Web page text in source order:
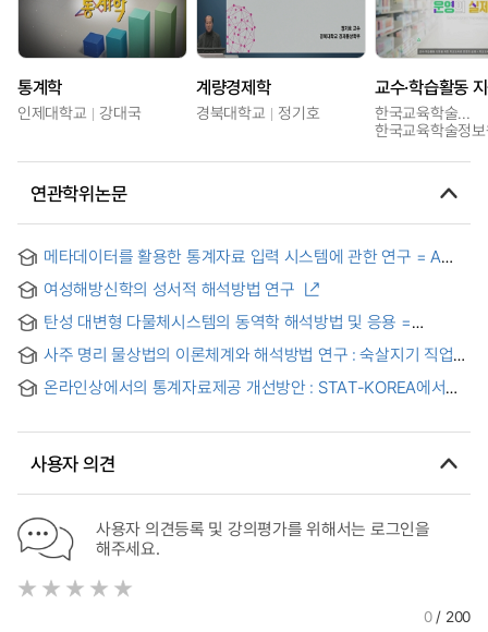
통계학
인제대학교 강대국
계량경제학
경북대학교 정기호
한국교육학술정보원
한국교육학술정
연관학위논문
메타데이터를 활용한 통계자료 입력 시스템에 관한 연구 = A
여성해방신학의 성서적 해석방법 연구
탄성 대변형 다물체시스템의 동역학 해석방법 및 응용 =
flexible multibody systems
사주 명리 물상법의 이론체계와 해석방법 연구 : 숙살지기 직업
온라인상에서의 통계자료제공 개선방안 : STAT-KOREA에서의
service to STAT-KOREA
사용자 의견
사용자 의견등록 및 강의평가를 위해서는 로그인을
해주세요.
0/ 200